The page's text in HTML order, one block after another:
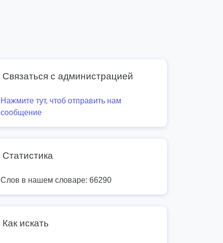
Связаться с администрацией
Нажмите тут, чтоб отправить нам
сообщение
Статистика
Слов в нашем словаре: 66290
Как искать